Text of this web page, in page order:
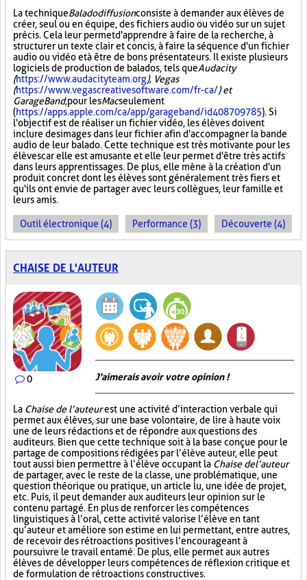
La techniqueBaladodiffusionconsiste à demander aux élèves de
créer, seul ou en équipe, des fichiers audio ou vidéo sur un sujet
précis. Cela leur permet d'apprendre à faire de la recherche, à
structurer un texte clair et concis, à faire la séquence d'un fichier
audio ou vidéo et à être de bons présentateurs. Il existe plusieurs
logiciels de production de balados, tels queAudacity
(https://www.audacityteam.org), Vegas
(https://www.vegascreativesoftware.com/fr-ca/) et
GarageBand,pour lesMacseulement
(https://apps.apple.com/ca/app/garageband/id408709785). Si
l'objectif est de réaliser un fichier vidéo, les élèves doivent
inclure des images dans leur fichier afin d'accompagner la bande
audio de leur balado. Cette technique est très motivante pour les
élèves car elle est amusante et elle leur permet d'être très actifs
dans leurs apprentissages. De plus, elle mène à la création d'un
produit concret dont les élèves sont généralement très fiers et
qu'ils ont envie de partager avec leurs collègues, leur famille et
leurs amis.
Outil électronique (4) Performance (3) Découverte (4)
CHAISE DE L'AUTEUR
0 J'aimerais avoir votre opinion !
La Chaise de l’auteurest une activité d’interaction verbale qui
permet aux élèves, sur une base volontaire, de lire à haute voix
une de leurs rédactions et de répondre aux questions des
auditeurs. Bien que cette technique soit à la base conçue pour le
partage de compositions rédigées par l’élève auteur, elle peut
tout aussi bien permettre à l’élève occupant la Chaise de l’auteur
de partager, avec le reste de la classe, une problématique, une
question théorique ou pratique, un article lu, une idée de projet,
etc. Puis, il peut demander aux auditeurs leur opinion sur le
contenu partagé. En plus de renforcer les compétences
linguistiques à l’oral, cette activité valorise l’élève en tant
qu’auteur et améliore son estime en lui permettant, entre autres,
de recevoir des rétroactions positives l’encourageant à
poursuivre le travail entamé. De plus, elle permet aux autres
élèves de développer leurs compétences de réflexion critique et
de formulation de rétroactions constructives.